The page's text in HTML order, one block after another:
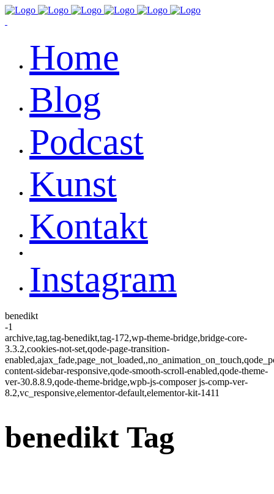
Home
Blog
Podcast
Kunst
Kontakt
Instagram
benedikt
-1
archive,tag,tag-benedikt,tag-172,wp-theme-bridge,bridge-core-
3.3.2,cookies-not-set,qode-page-transition-
content-sidebar-responsive,qode-smooth-scroll-enabled,qode-theme-
ver-30.8.8.9,qode-theme-bridge,wpb-js-composer js-comp-ver-
8.2,vc_responsive,elementor-default,elementor-kit-1411
benedikt Tag